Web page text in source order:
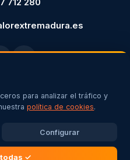
712 280
Política de cookies
por
para analizar el tráfico y
política de cookies.
Configurar
✓